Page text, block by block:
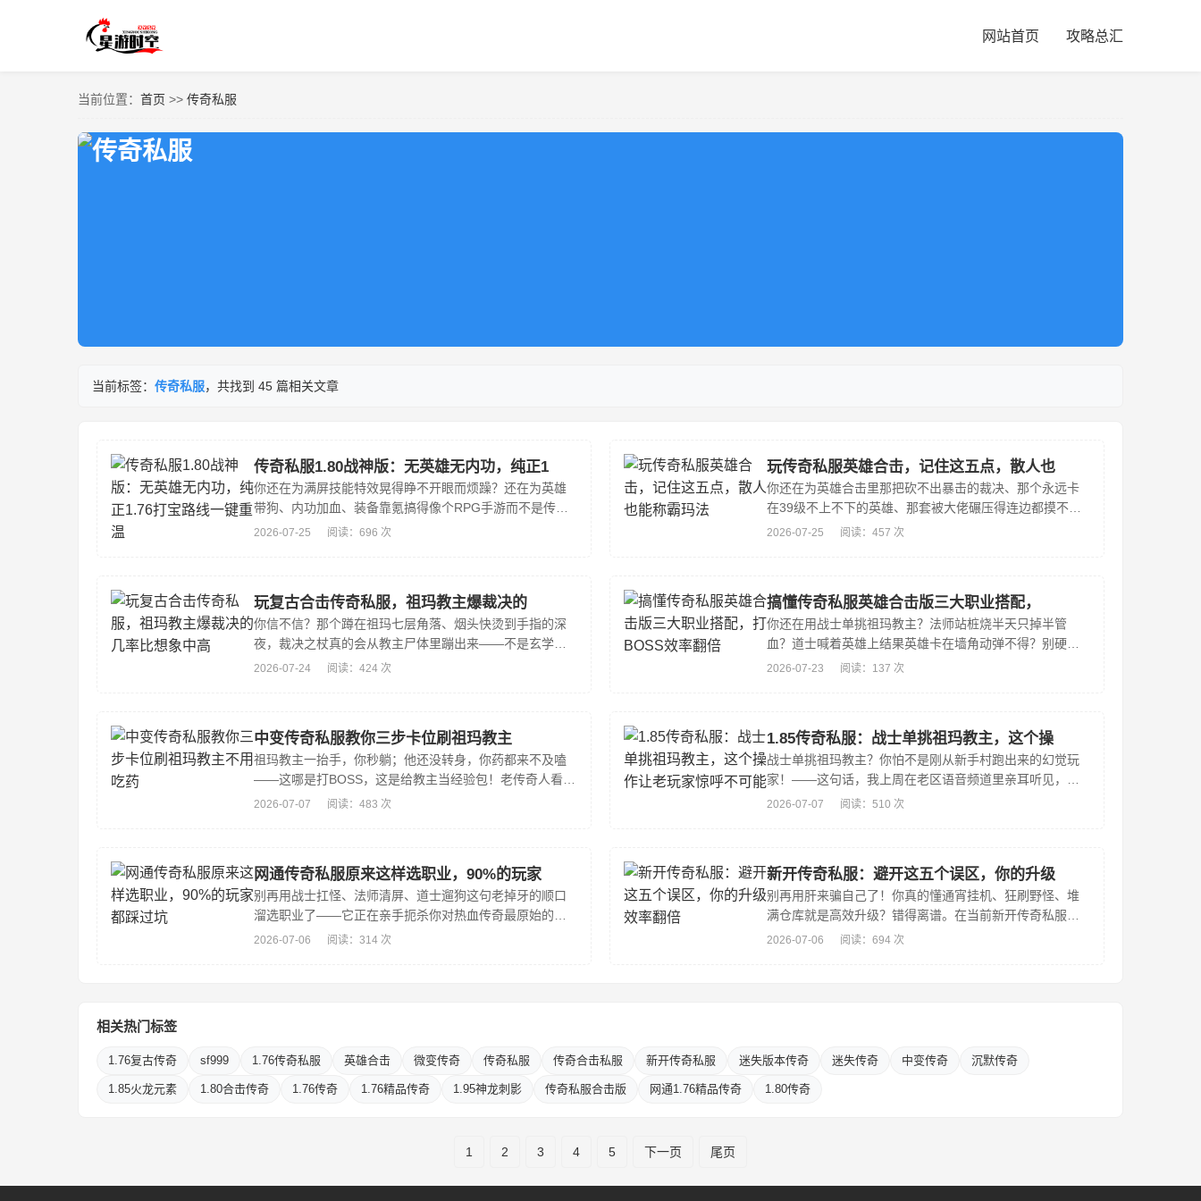
网站首页 攻略总汇
当前位置： 首页 >> 传奇私服
当前标签： 传奇私服，共找到 45 篇相关文章
传奇私服1.80战神版：无英雄无内功，纯正1
你还在为满屏技能特效晃得睁不开眼而烦躁？还在为英雄
带狗、内功加血、装备靠氪搞得像个RPG手游而不是传
奇？停！别划走——这把刀，真·削回了2003年那个蹲在网
2026-07-25 阅读：696 次
玩传奇私服英雄合击，记住这五点，散人也
你还在为英雄合击里那把砍不出暴击的裁决、那个永远卡
在39级不上不下的英雄、那套被大佬碾压得连边都摸不到
的装备而焦虑？别急，散人不是原罪，玛法大陆从不拒绝
2026-07-25 阅读：457 次
玩复古合击传奇私服，祖玛教主爆裁决的
你信不信？那个蹲在祖玛七层角落、烟头快烫到手指的深
夜，裁决之杖真的会从教主尸体里蹦出来——不是玄学，
是概率被我们集体低估了。玩复古合击传奇私服，祖玛教
2026-07-24 阅读：424 次
搞懂传奇私服英雄合击版三大职业搭配，
你还在用战士单挑祖玛教主？法师站桩烧半天只掉半管
血？道士喊着英雄上结果英雄卡在墙角动弹不得？别硬扛
了，真正的传奇私服英雄合击版高手，早就不靠单打独斗
2026-07-23 阅读：137 次
中变传奇私服教你三步卡位刷祖玛教主
祖玛教主一抬手，你秒躺；他还没转身，你药都来不及嗑
——这哪是打BOSS，这是给教主当经验包！老传奇人看到
这句话，手指已经下意识摸向键盘右下角的F12了。今天不
2026-07-07 阅读：483 次
1.85传奇私服：战士单挑祖玛教主，这个操
战士单挑祖玛教主？你怕不是刚从新手村跑出来的幻觉玩
家！——这句话，我上周在老区语音频道里亲耳听见，说
完那人直接掐麦静音三秒。可就在昨天，一段1分47秒的无
2026-07-07 阅读：510 次
网通传奇私服原来这样选职业，90%的玩家
别再用战士扛怪、法师清屏、道士遛狗这句老掉牙的顺口
溜选职业了——它正在亲手扼杀你对热血传奇最原始的掌
控欲。真正的职业选择，从来不是属性面板的加减法，而
2026-07-06 阅读：314 次
新开传奇私服：避开这五个误区，你的升级
别再用肝来骗自己了！你真的懂通宵挂机、狂刷野怪、堆
满仓库就是高效升级？错得离谱。在当前新开传奇私服生
态中，90%的玩家正被一套过时的努力幻觉绑架——把时
2026-07-06 阅读：694 次
相关热门标签
1.76复古传奇 sf999 1.76传奇私服 英雄合击 微变传奇 传奇私服 传奇合击私服 新开传奇私服 迷失版本传奇 迷失传奇 中变传奇 沉默传奇
1.85火龙元素 1.80合击传奇 1.76传奇 1.76精品传奇 1.95神龙刺影 传奇私服合击版 网通1.76精品传奇 1.80传奇
1 2 3 4 5 下一页 尾页